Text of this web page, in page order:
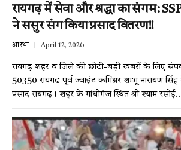
रायगढ़ में सेवा और श्रद्धा का संगम:
ने ससुर संग किया प्रसाद वितरण!!
आस्था April 12, 2026
रायगढ़ शहर व जिले की छोटी-बड़ी खबरों के लिए
50350 रायगढ़ पूर्व ज्वाइंट कमिश्नर शम्भू नारायण सिंह
प्रसाद रायगढ़। शहर के गांधीगंज स्थित श्री श्याम